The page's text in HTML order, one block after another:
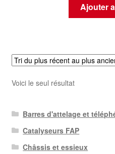
Ajouter
Voici le seul résultat
Barres d'attelage et
Catalyseurs FAP
Châssis et essieux